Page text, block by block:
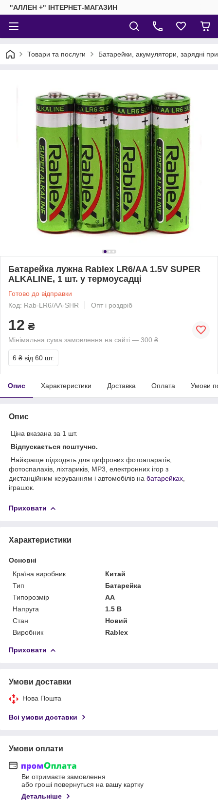
"АЛЛЕН +" ІНТЕРНЕТ-МАГАЗИН
Товари та послуги Батарейки, акумулятори, зарядні
Батарейка лужна Rablex LR6/AA 1.5V SUPER
ALKALINE, 1 шт. у термоусадці
Готово до відправки
Код: Rab-LR6/AA-SHR
Опт і роздріб
12 ₴
Мінімальна сума замовлення на сайті — 300 ₴
6 ₴ від 60 шт.
Опис Характеристики Доставка Оплата Умови
Опис
Ціна вказана за 1 шт.
Відпускається поштучно.
Найкраще підходять для цифрових фотоапаратів,
фотоспалахів, ліхтариків, MP3, електронних ігор з
дистанційним керуванням і автомобілів на батарейках
іграшок.
Приховати
Характеристики
Основні
Країна виробник
Китай
Тип
Батарейка
Типорозмір
AA
Напруга
1.5 В
Стан
Новий
Виробник
Rablex
Приховати
Умови доставки
Нова Пошта
Всі умови доставки
Умови оплати
Ви отримаєте замовлення
або гроші повернуться на вашу картку
Детальніше